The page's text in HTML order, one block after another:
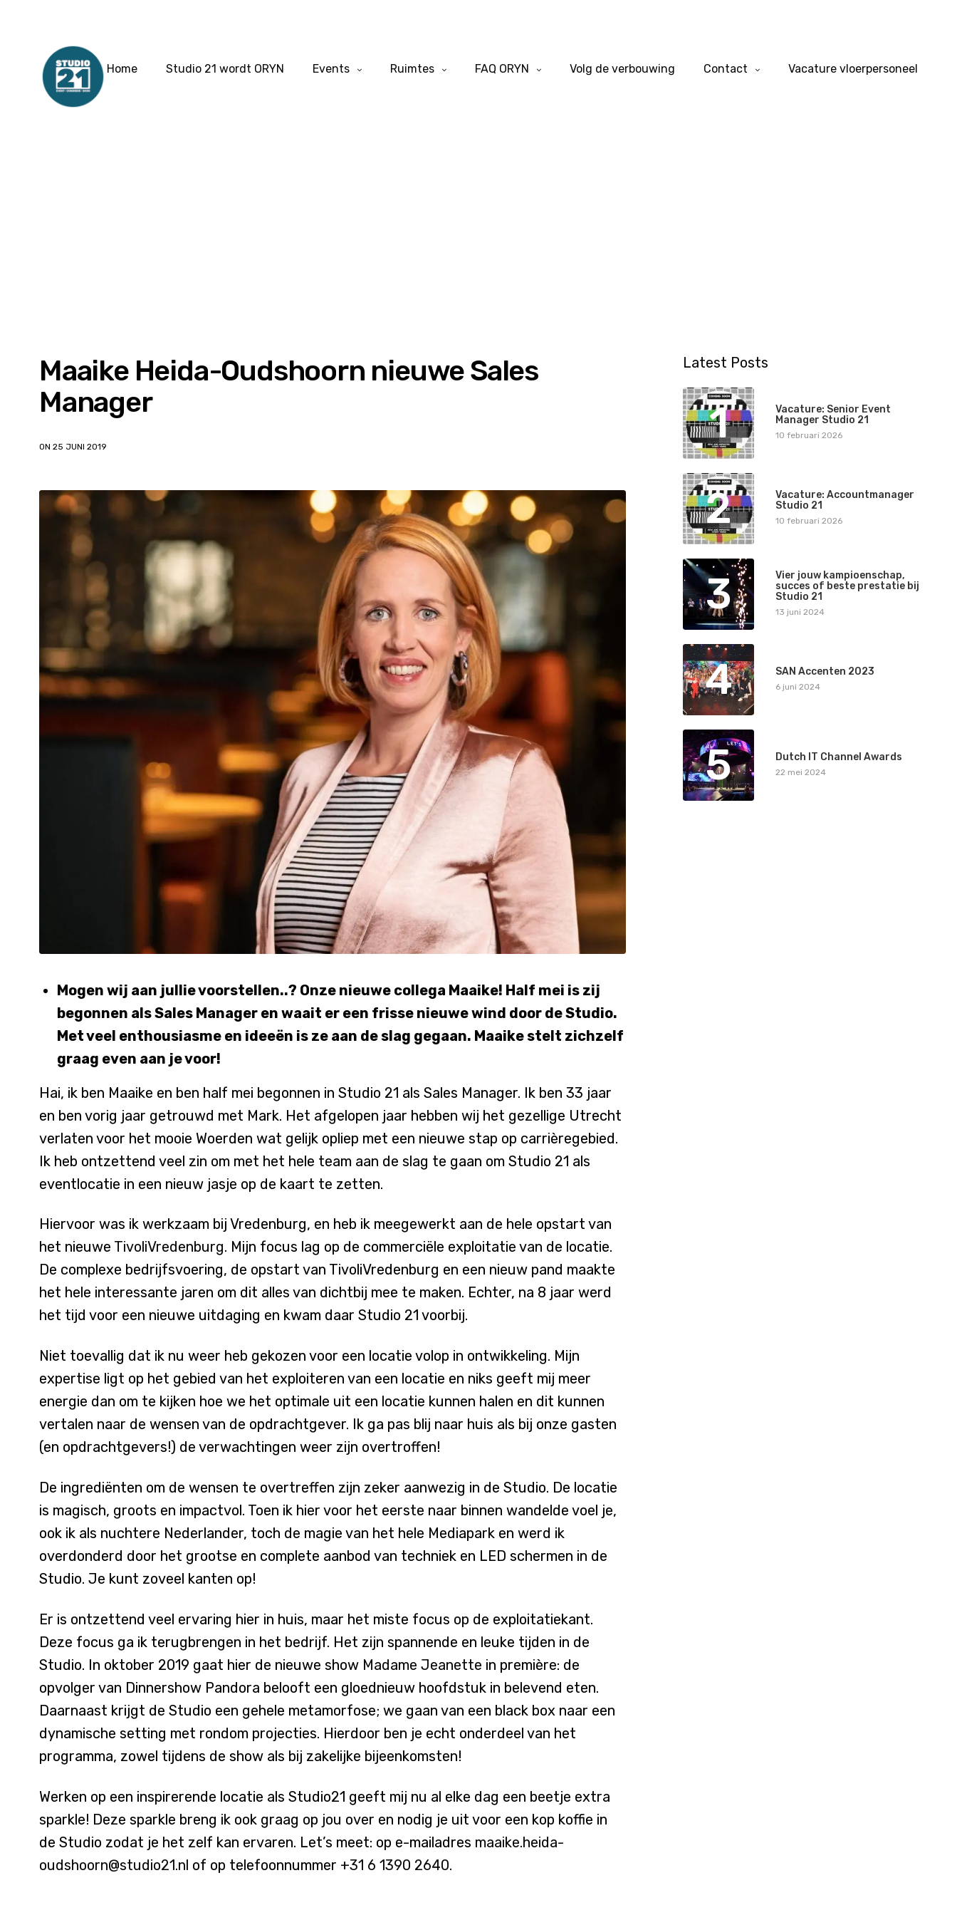
Home Studio 21 wordt ORYN Events Ruimtes FAQ ORYN Volg de verbouwing Contact Vacature vloerpersoneel
Maaike Heida-Oudshoorn nieuwe Sales
Manager
ON 25 JUNI 2019
Mogen wij aan jullie voorstellen..? Onze nieuwe collega Maaike! Half mei is zij
begonnen als Sales Manager en waait er een frisse nieuwe wind door de Studio.
Met veel enthousiasme en ideeën is ze aan de slag gegaan. Maaike stelt zichzelf
graag even aan je voor!
Hai, ik ben Maaike en ben half mei begonnen in Studio 21 als Sales Manager. Ik ben 33 jaar
en ben vorig jaar getrouwd met Mark. Het afgelopen jaar hebben wij het gezellige Utrecht
verlaten voor het mooie Woerden wat gelijk opliep met een nieuwe stap op carrièregebied.
Ik heb ontzettend veel zin om met het hele team aan de slag te gaan om Studio 21 als
eventlocatie in een nieuw jasje op de kaart te zetten.
Hiervoor was ik werkzaam bij Vredenburg, en heb ik meegewerkt aan de hele opstart van
het nieuwe TivoliVredenburg. Mijn focus lag op de commerciële exploitatie van de locatie.
De complexe bedrijfsvoering, de opstart van TivoliVredenburg en een nieuw pand maakte
het hele interessante jaren om dit alles van dichtbij mee te maken. Echter, na 8 jaar werd
het tijd voor een nieuwe uitdaging en kwam daar Studio 21 voorbij.
Niet toevallig dat ik nu weer heb gekozen voor een locatie volop in ontwikkeling. Mijn
expertise ligt op het gebied van het exploiteren van een locatie en niks geeft mij meer
energie dan om te kijken hoe we het optimale uit een locatie kunnen halen en dit kunnen
vertalen naar de wensen van de opdrachtgever. Ik ga pas blij naar huis als bij onze gasten
(en opdrachtgevers!) de verwachtingen weer zijn overtroffen!
De ingrediënten om de wensen te overtreffen zijn zeker aanwezig in de Studio. De locatie
is magisch, groots en impactvol. Toen ik hier voor het eerste naar binnen wandelde voel je,
ook ik als nuchtere Nederlander, toch de magie van het hele Mediapark en werd ik
overdonderd door het grootse en complete aanbod van techniek en LED schermen in de
Studio. Je kunt zoveel kanten op!
Er is ontzettend veel ervaring hier in huis, maar het miste focus op de exploitatiekant.
Deze focus ga ik terugbrengen in het bedrijf. Het zijn spannende en leuke tijden in de
Studio. In oktober 2019 gaat hier de nieuwe show Madame Jeanette in première: de
opvolger van Dinnershow Pandora belooft een gloednieuw hoofdstuk in belevend eten.
Daarnaast krijgt de Studio een gehele metamorfose; we gaan van een black box naar een
dynamische setting met rondom projecties. Hierdoor ben je echt onderdeel van het
programma, zowel tijdens de show als bij zakelijke bijeenkomsten!
Werken op een inspirerende locatie als Studio21 geeft mij nu al elke dag een beetje extra
sparkle! Deze sparkle breng ik ook graag op jou over en nodig je uit voor een kop koffie in
de Studio zodat je het zelf kan ervaren. Let’s meet: op e-mailadres maaike.heida-
oudshoorn@studio21.nl of op telefoonnummer +31 6 1390 2640.
Latest Posts
1
Vacature: Senior Event
Manager Studio 21
10 februari 2026
2
Vacature: Accountmanager
Studio 21
10 februari 2026
3
Vier jouw kampioenschap,
succes of beste prestatie bij
Studio 21
13 juni 2024
4 SAN Accenten 2023
6 juni 2024
5 Dutch IT Channel Awards
22 mei 2024